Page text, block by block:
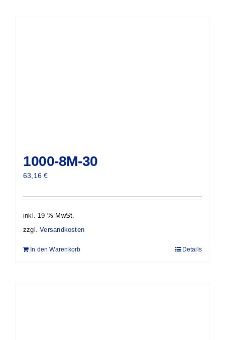
1000-8M-30
63,16€
inkl. 19 % MwSt.
zzgl.Versandkosten
In den Warenkorb Details